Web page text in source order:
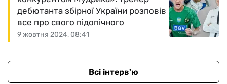
9 жовтня 2024, 08:41
дебютанта збірної України розповів
все про свого підопічного
Всі інтерв'ю